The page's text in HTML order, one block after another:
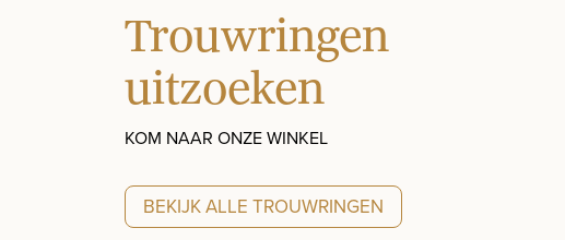
Trouwringen
uitzoeken
KOM NAAR ONZE WINKEL
BEKIJK ALLE TROUWRINGEN